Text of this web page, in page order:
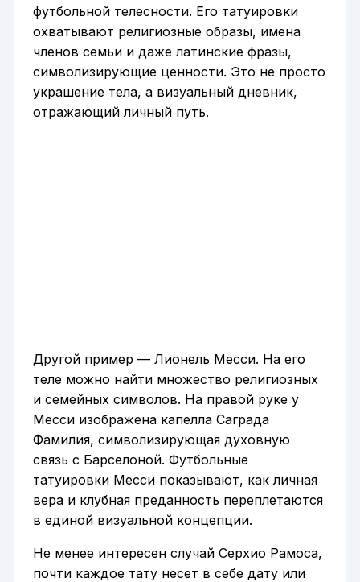
футбольной телесности. Его татуировки
охватывают религиозные образы, имена
членов семьи и даже латинские фразы,
символизирующие ценности. Это не просто
украшение тела, а визуальный дневник,
отражающий личный путь.
Другой пример — Лионель Месси. На его
теле можно найти множество религиозных
и семейных символов. На правой руке у
Месси изображена капелла Саграда
Фамилия, символизирующая духовную
связь с Барселоной. Футбольные
татуировки Месси показывают, как личная
вера и клубная преданность переплетаются
в единой визуальной концепции.
Не менее интересен случай Серхио Рамоса,
почти каждое тату несет в себе дату или